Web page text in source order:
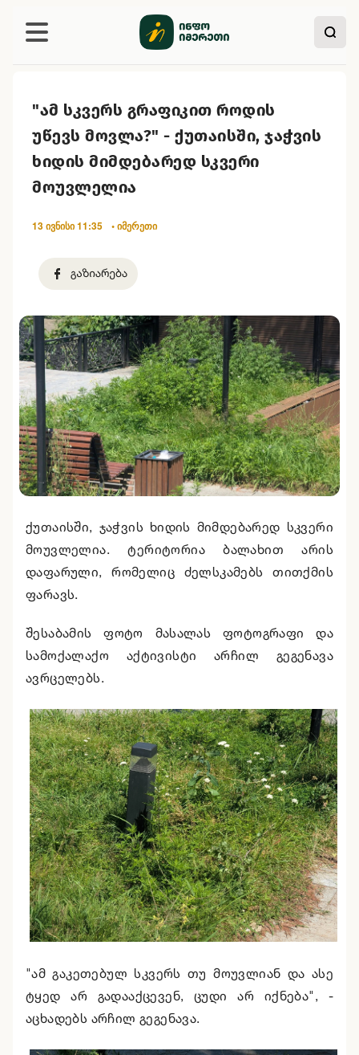
"ამ სკვერს გრაფიკით როდის
უწევს მოვლა?" - ქუთაისში, ჯაჭვის
ხიდის მიმდებარედ სკვერი
მოუვლელია
13 ივნისი 11:35 • იმერეთი
ქუთაისში, ჯაჭვის ხიდის მიმდებარედ სკვერი
მოუვლელია. ტერიტორია ბალახით არის
დაფარული, რომელიც ძელსკამებს თითქმის
ფარავს.
შესაბამის ფოტო მასალას ფოტოგრაფი და
სამოქალაქო აქტივისტი არჩილ გეგენავა
ავრცელებს.
"ამ გაკეთებულ სკვერს თუ მოუვლიან და ასე
ტყედ არ გადააქცევენ, ცუდი არ იქნება", -
აცხადებს არჩილ გეგენავა.